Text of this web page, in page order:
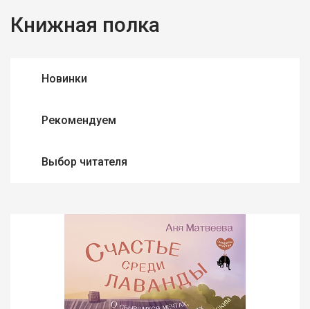
Книжная полка
Новинки
Рекомендуем
Выбор читателя